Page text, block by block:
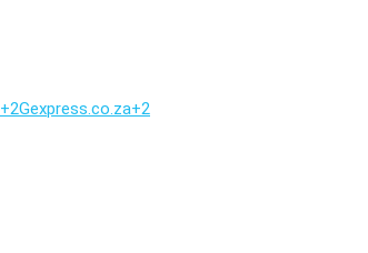
+2Gexpress.co.za+2